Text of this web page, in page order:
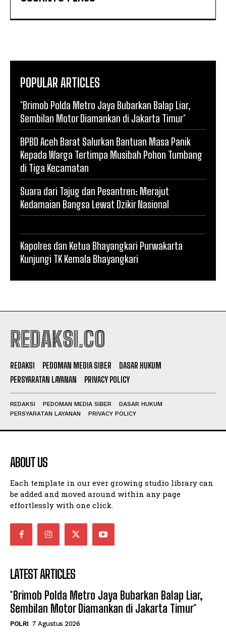
POPULAR ARTICLES
*Brimob Polda Metro Jaya Bubarkan Balap Liar,
Sembilan Motor Diamankan di Jakarta Timur*
BPBD Aceh Barat Salurkan Bantuan Masa Panik
Kepada Warga Tertimpa Musibah Pohon Tumbang
di Tiga Kecamatan
Suara dari Tajug dan Pesantren: Merajut
Kedamaian Bangsa Lewat Dzikir Nasional
Kapolres dan Ketua Bhayangkari Purwakarta
Kunjungi TK Kemala Bhayangkari
REDAKSI.CO
REDAKSI PEDOMAN MEDIA SIBER
DASAR HUKUM
PERSYARATAN LAYANAN
PRIVACY POLICY
REDAKSI PEDOMAN MEDIA SIBER
DASAR HUKUM
PERSYARATAN LAYANAN
PRIVACY POLICY
ABOUT US
Each template in our ever growing studio library can
be added and moved around within any page
effortlessly with one click.
LATEST ARTICLES
*Brimob Polda Metro Jaya Bubarkan Balap Liar,
Sembilan Motor Diamankan di Jakarta Timur*
POLRI 7 Agustus 2026